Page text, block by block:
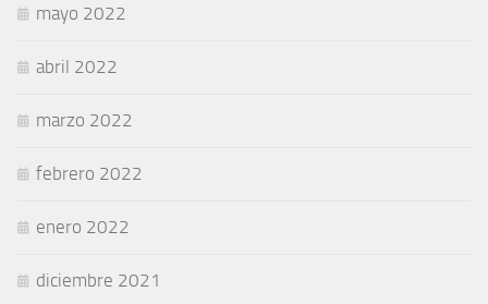
mayo 2022
abril 2022
marzo 2022
febrero 2022
enero 2022
diciembre 2021